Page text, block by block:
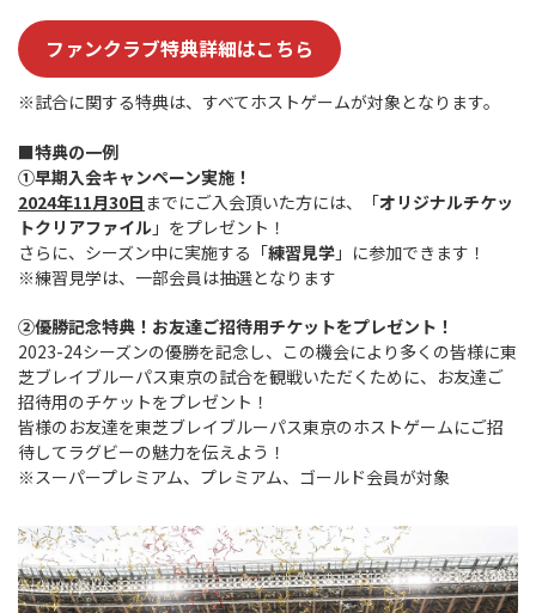
ファンクラブ特典詳細はこちら
※試合に関する特典は、すべてホストゲームが対象となります。
■特典の一例
①早期入会キャンペーン実施！
2024年11月30日 までにご入会頂いた方には、「オリジナルチケッ
トクリアファイル 」をプレゼント！
さらに、シーズン中に実施する「練習見学 」に参加できます！
※練習見学は、一部会員は抽選となります
②優勝記念特典！お友達ご招待用チケットをプレゼント！
2023-24シーズンの優勝を記念し、この機会により多くの皆様に東
芝ブレイブルーパス東京の試合を観戦いただくために、お友達ご
招待用のチケットをプレゼント！
皆様のお友達を東芝ブレイブルーパス東京のホストゲームにご招
待してラグビーの魅力を伝えよう！
※スーパープレミアム、プレミアム、ゴールド会員が対象